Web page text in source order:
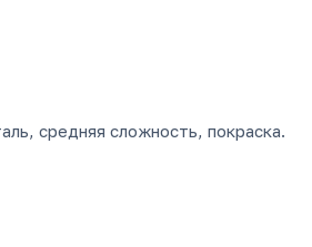
средняя сложность, покраска.